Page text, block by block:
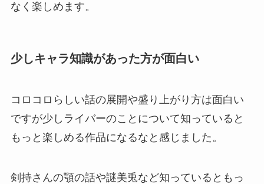
なく楽しめます。
少しキャラ知識があった方が面白い
コロコロらしい話の展開や盛り上がり方は面白い
ですが少しライバーのことについて知っていると
もっと楽しめる作品になるなと感じました。
剣持さんの顎の話や謎美兎など知っているともっ